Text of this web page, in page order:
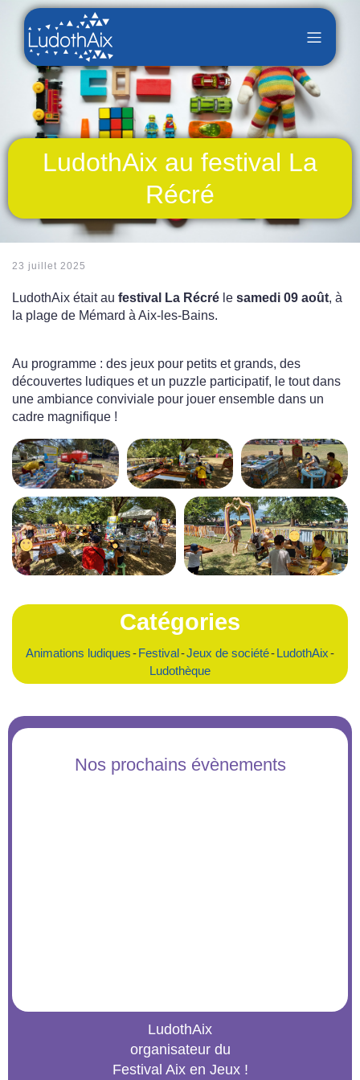
LudothAix au festival La
Récré
23 juillet 2025
LudothAix était au festival La Récré le samedi 09 août, à
la plage de Mémard à Aix-les-Bains.
Au programme : des jeux pour petits et grands, des
découvertes ludiques et un puzzle participatif, le tout dans
une ambiance conviviale pour jouer ensemble dans un
cadre magnifique !
Catégories
Animations ludiques-Festival-Jeux de société-LudothAix-
Ludothèque
Nos prochains évènements
LudothAix
organisateur du
Festival Aix en Jeux !